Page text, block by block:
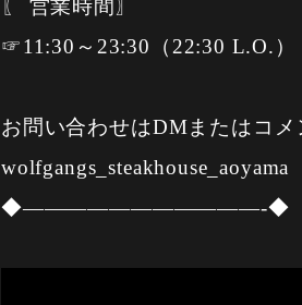
〖 営業時間〗
☞11:30～23:30（22:30 L.O.）
お問い合わせはDMまたはコメ
wolfgangs_steakhouse_aoyama
◆———————————-◆